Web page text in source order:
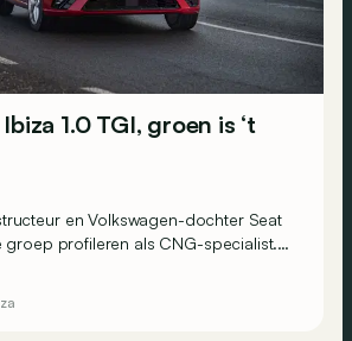
1.0 TGI, groen is ‘t
en Volkswagen-dochter Seat
groep profileren als CNG-specialist.